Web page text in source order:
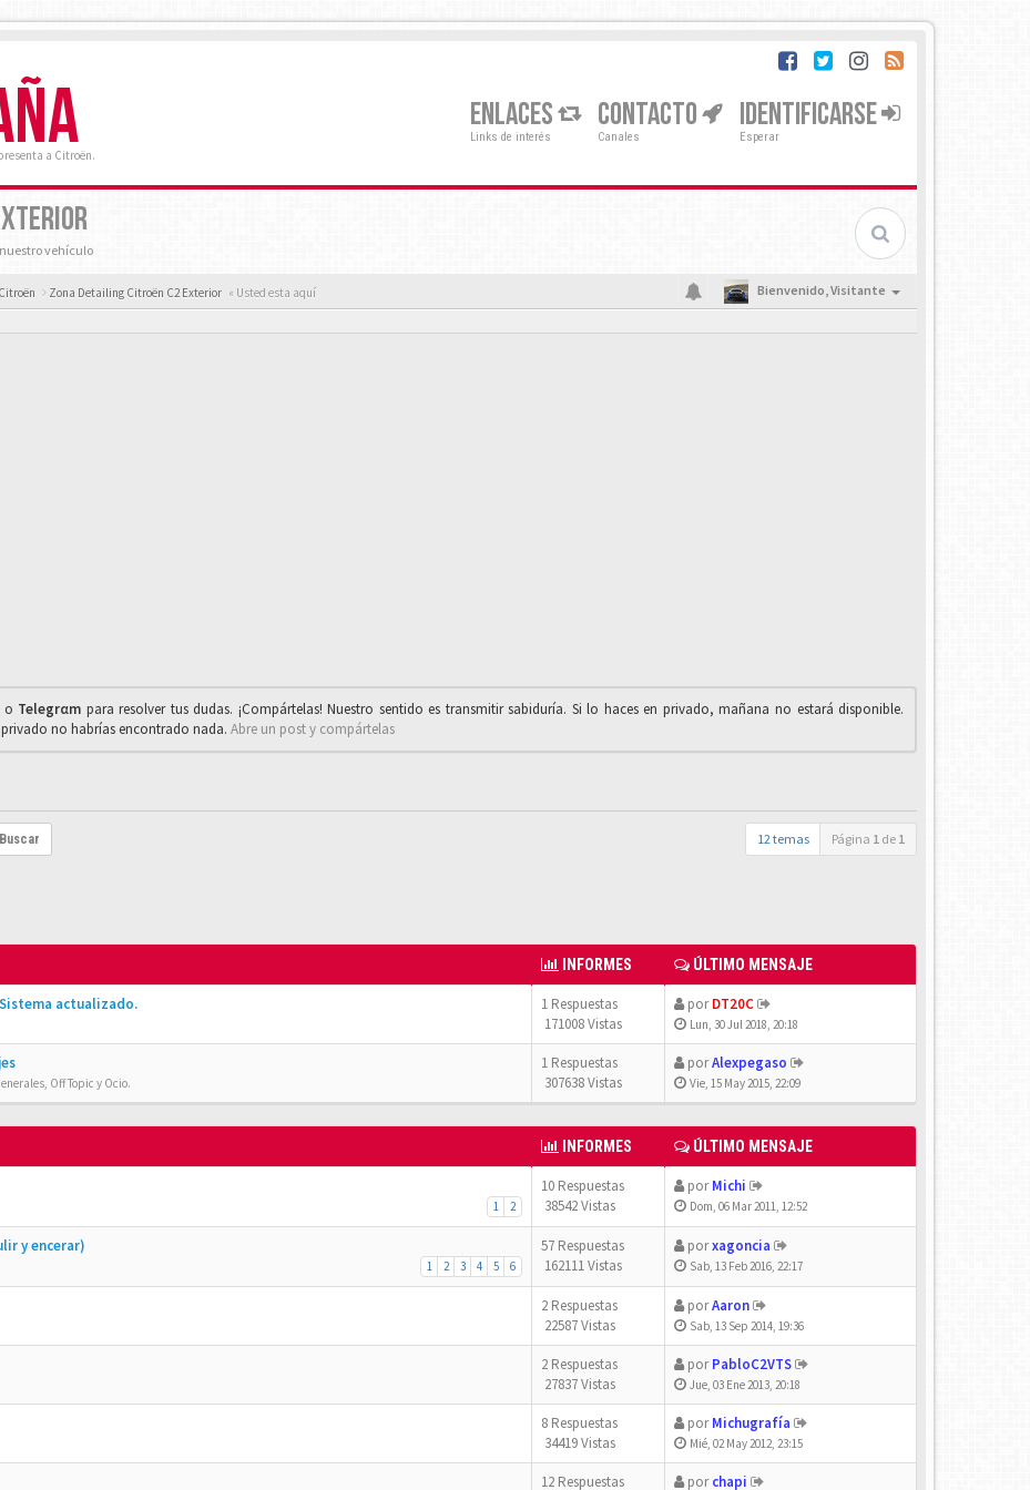
a Citroën.
ENLACES
Links de interés
CONTACTO
Canales
IDENTIFICARSE
Esperar
vehículo
Zona Detailing Citroën C2 Exterior « Usted esta aquí Bienvenido,Visitante
o Telegrαm para resolver tus dudas. ¡Compártelas! Nuestro sentido es transmitir sabiduría. Si lo haces en privado, mañana no estará disponible.
no habrías encontrado nada. Abre un post y compártelas
Buscar 12 temas Página 1 de 1
INFORMES ÚLTIMO MENSAJE
Sistema actualizado.
1 Respuestas
171008 Vistas
porDT20C
Lun, 30 Jul 2018, 20:18
Off Topic y Ocio.
1 Respuestas
307638 Vistas
porAlexpegaso
Vie, 15 May 2015, 22:09
INFORMES ÚLTIMO MENSAJE
1 2
10 Respuestas
38542 Vistas
porMichi
Dom, 06 Mar 2011, 12:52
y encerar)
1 2 3 4 5 6
57 Respuestas
162111 Vistas
porxagoncia
Sab, 13 Feb 2016, 22:17
2 Respuestas
22587 Vistas
porAaron
Sab, 13 Sep 2014, 19:36
2 Respuestas
27837 Vistas
porPabloC2VTS
Jue, 03 Ene 2013, 20:18
8 Respuestas
34419 Vistas
porMichugrafía
Mié, 02 May 2012, 23:15
12 Respuestas
porchapi